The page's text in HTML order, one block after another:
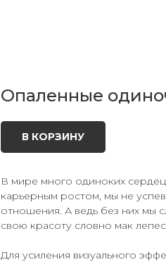
Опаленные
В КОРЗИНУ
В мире много одиноких
карьерным ростом, мы не
отношения. А ведь без них мы
свою красоту словно мак
Для усиления визуального